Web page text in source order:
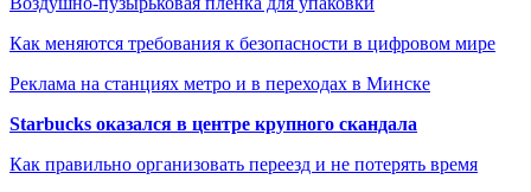
Как меняются требования к безопасности в цифровом мире
Реклама на станциях метро и в переходах в Минске
Starbucks оказался в центре крупного скандала
Как правильно организовать переезд и не потерять время